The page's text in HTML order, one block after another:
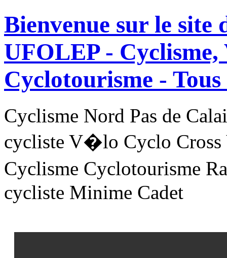
Bienvenue sur le site
UFOLEP -
Cyclotourisme -
Cyclisme Nord Pas de
cycliste V�lo Cyclo Cross
Cyclisme Cyclotourisme
cycliste Minime Cadet